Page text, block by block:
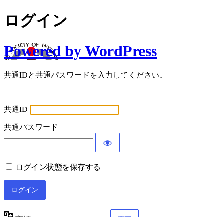
ログイン
Powered by WordPress
共通IDと共通パスワードを入力してください。
共通ID
共通パスワード
ログイン状態を保存する